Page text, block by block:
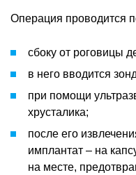
Операция проводится
сбоку от роговицы
в него вводится
при помощи
хрусталика;
после его
имплантат – на
на месте,